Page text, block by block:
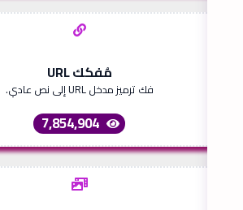
مُفكك URL
فك ترميز مدخل URL إلى نص عادي.
7,854,904